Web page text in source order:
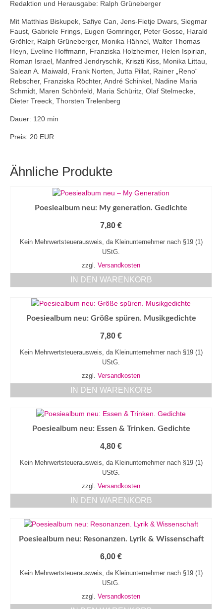
Redaktion und Herausgabe: Ralph Grüneberger
Mit Matthias Biskupek, Safiye Can, Jens-Fietje Dwars, Siegmar
Faust, Gabriele Frings, Eugen Gomringer, Peter Gosse, Harald
Gröhler, Ralph Grüneberger, Monika Hähnel, Walter Thomas
Heyn, Eveline Hoffmann, Franziska Holzheimer, Helen Ispirian,
Roman Israel, Manfred Jendryschik, Kriszti Kiss, Monika Littau,
Salean A. Maiwald, Frank Norten, Jutta Pillat, Rainer „Reno“
Rebscher, Franziska Röchter, André Schinkel, Nadine Maria
Schmidt, Maren Schönfeld, Maria Schüritz, Olaf Stelmecke,
Dieter Treeck, Thorsten Trelenberg
Dauer: 120 min
Preis: 20 EUR
Ähnliche Produkte
Poesiealbum neu: My generation. Gedichte
7,80 €
Kein Mehrwertsteuerausweis, da Kleinunternehmer nach §19 (1)
UStG.
zzgl. Versandkosten
IN DEN WARENKORB
Poesiealbum neu: Größe spüren. Musikgedichte
7,80 €
Kein Mehrwertsteuerausweis, da Kleinunternehmer nach §19 (1)
UStG.
zzgl. Versandkosten
IN DEN WARENKORB
Poesiealbum neu: Essen & Trinken. Gedichte
4,80 €
Kein Mehrwertsteuerausweis, da Kleinunternehmer nach §19 (1)
UStG.
zzgl. Versandkosten
IN DEN WARENKORB
Poesiealbum neu: Resonanzen. Lyrik & Wissenschaft
6,00 €
Kein Mehrwertsteuerausweis, da Kleinunternehmer nach §19 (1)
UStG.
zzgl. Versandkosten